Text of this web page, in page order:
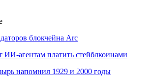
блокчейна Arc
ИИ-агентам платить стейблкоинами
напомнил 1929 и 2000 годы